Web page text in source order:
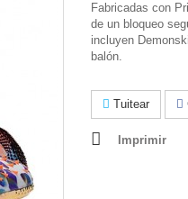
Fabricadas con
de un bloqueo
incluyen
balón.
Tuitear
Imprimir